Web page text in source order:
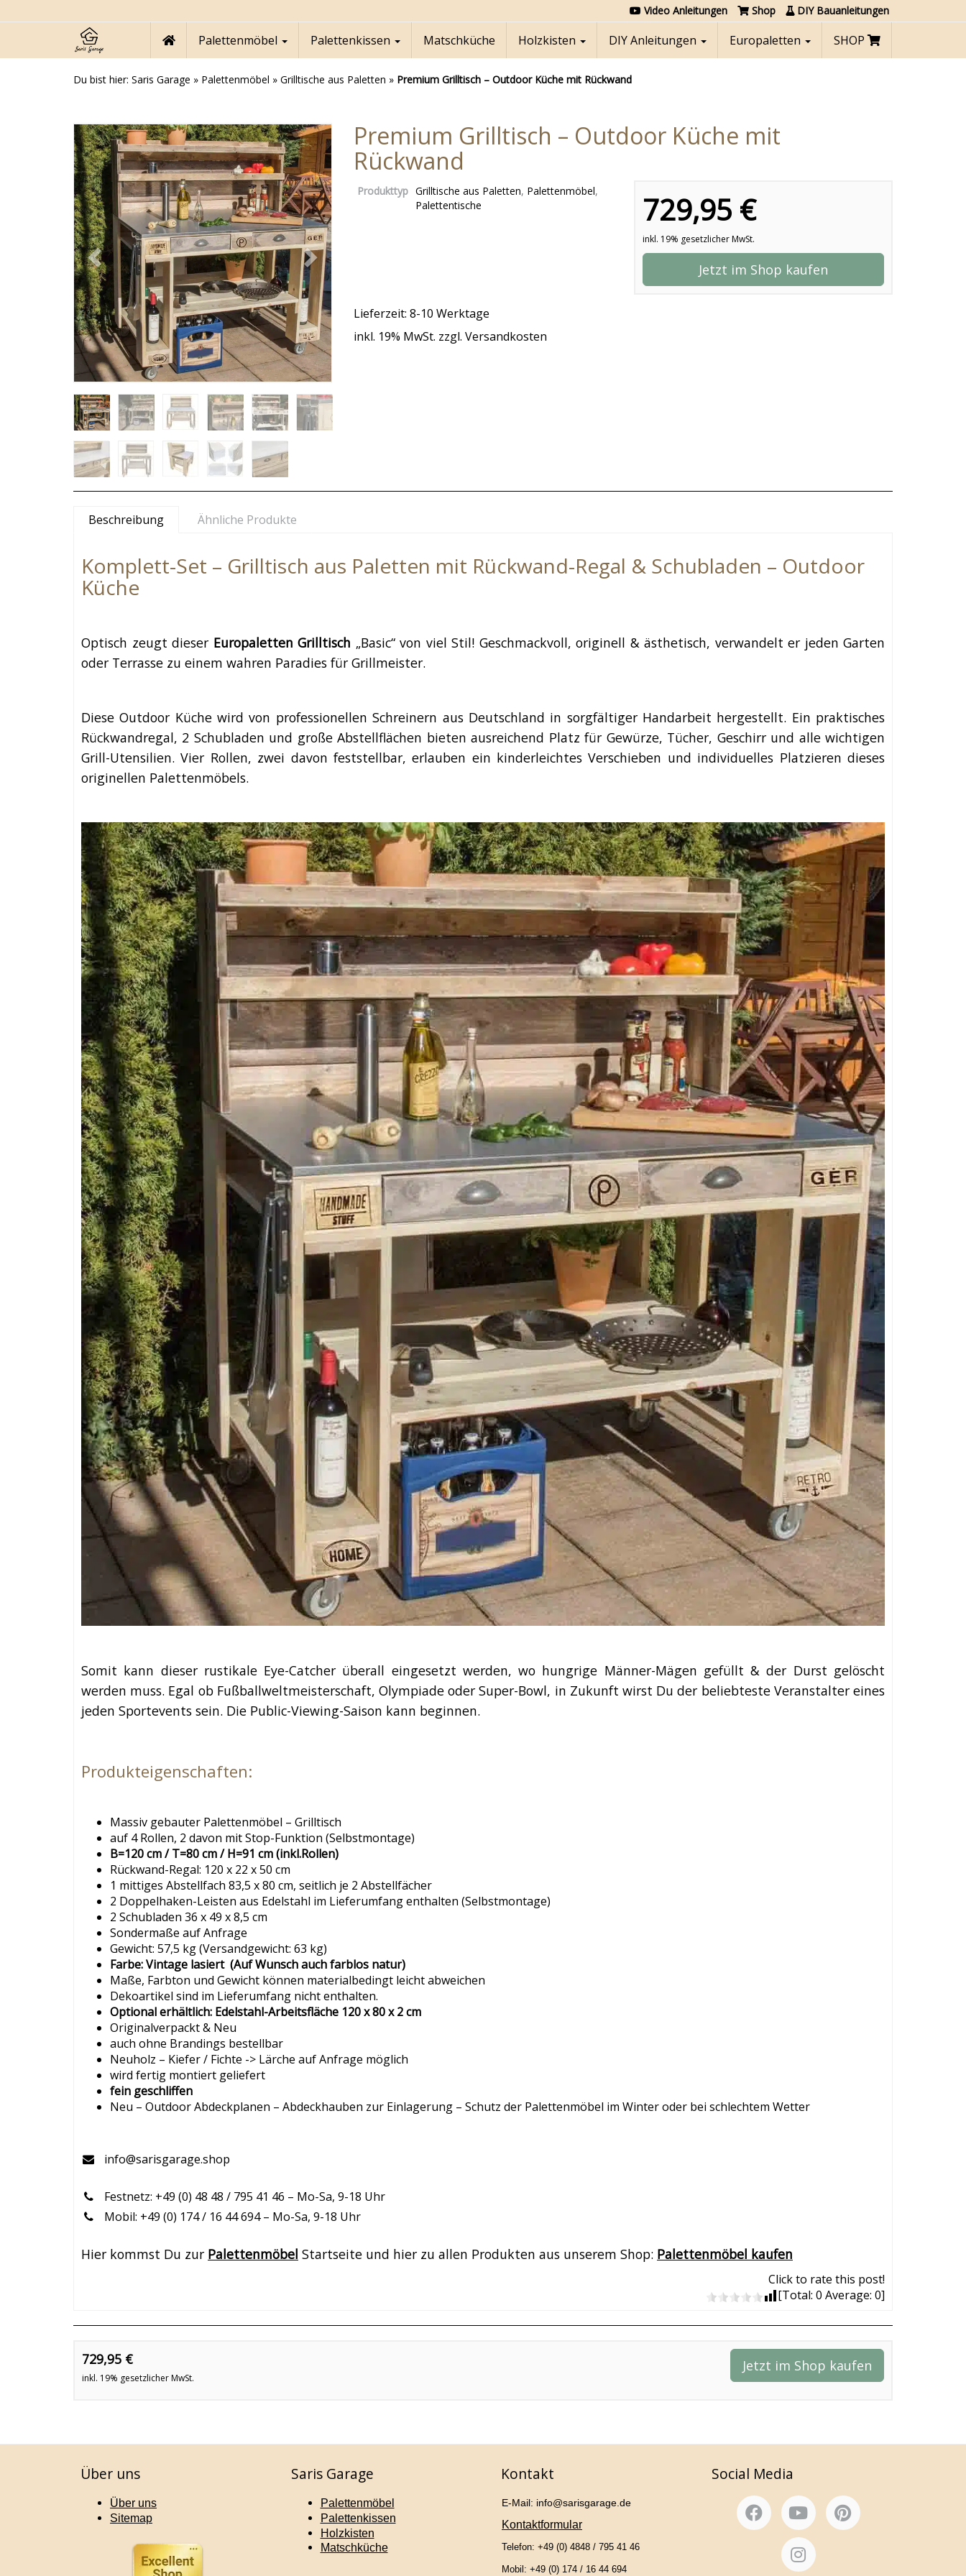
to
content
Video Anleitungen Shop DIY Bauanleitungen
Palettenmöbel Palettenkissen Matschküche Holzkisten DIY Anleitungen Europaletten SHOP
Du bist hier: Saris Garage » Palettenmöbel » Grilltische aus Paletten » Premium Grilltisch – Outdoor Küche mit Rückwand
Premium Grilltisch – Outdoor Küche mit
Rückwand
729,95 €
inkl. 19% gesetzlicher MwSt.
Jetzt im Shop kaufen
Produkttyp Grilltische aus Paletten, Palettenmöbel,
Palettentische
Lieferzeit: 8-10 Werktage
inkl. 19% MwSt. zzgl. Versandkosten
Beschreibung Ähnliche Produkte
Komplett-Set – Grilltisch aus Paletten mit Rückwand-Regal & Schubladen – Outdoor
Küche
Optisch zeugt dieser Europaletten Grilltisch „Basic“ von viel Stil! Geschmackvoll, originell & ästhetisch, verwandelt er jeden Garten
oder Terrasse zu einem wahren Paradies für Grillmeister.
Diese Outdoor Küche wird von professionellen Schreinern aus Deutschland in sorgfältiger Handarbeit hergestellt. Ein praktisches
Rückwandregal, 2 Schubladen und große Abstellflächen bieten ausreichend Platz für Gewürze, Tücher, Geschirr und alle wichtigen
Grill-Utensilien. Vier Rollen, zwei davon feststellbar, erlauben ein kinderleichtes Verschieben und individuelles Platzieren dieses
originellen Palettenmöbels.
Somit kann dieser rustikale Eye-Catcher überall eingesetzt werden, wo hungrige Männer-Mägen gefüllt & der Durst gelöscht
werden muss. Egal ob Fußballweltmeisterschaft, Olympiade oder Super-Bowl, in Zukunft wirst Du der beliebteste Veranstalter eines
jeden Sportevents sein. Die Public-Viewing-Saison kann beginnen.
Produkteigenschaften:
Massiv gebauter Palettenmöbel – Grilltisch
auf 4 Rollen, 2 davon mit Stop-Funktion (Selbstmontage)
B=120 cm / T=80 cm / H=91 cm (inkl.Rollen)
Rückwand-Regal: 120 x 22 x 50 cm
1 mittiges Abstellfach 83,5 x 80 cm, seitlich je 2 Abstellfächer
2 Doppelhaken-Leisten aus Edelstahl im Lieferumfang enthalten (Selbstmontage)
2 Schubladen 36 x 49 x 8,5 cm
Sondermaße auf Anfrage
Gewicht: 57,5 kg (Versandgewicht: 63 kg)
Farbe: Vintage lasiert (Auf Wunsch auch farblos natur)
Maße, Farbton und Gewicht können materialbedingt leicht abweichen
Dekoartikel sind im Lieferumfang nicht enthalten.
Optional erhältlich: Edelstahl-Arbeitsfläche 120 x 80 x 2 cm
Originalverpackt & Neu
auch ohne Brandings bestellbar
Neuholz – Kiefer / Fichte -> Lärche auf Anfrage möglich
wird fertig montiert geliefert
fein geschliffen
Neu – Outdoor Abdeckplanen – Abdeckhauben zur Einlagerung – Schutz der Palettenmöbel im Winter oder bei schlechtem Wetter
info@sarisgarage.shop
Festnetz: +49 (0) 48 48 / 795 41 46 – Mo-Sa, 9-18 Uhr
Mobil: +49 (0) 174 / 16 44 694 – Mo-Sa, 9-18 Uhr
Hier kommst Du zur Palettenmöbel Startseite und hier zu allen Produkten aus unserem Shop: Palettenmöbel kaufen
Click to rate this post!
[Total: 0 Average: 0]
729,95 €
inkl. 19% gesetzlicher MwSt.
Jetzt im Shop kaufen
Über uns
Über uns
Sitemap
Saris Garage
Palettenmöbel
Palettenkissen
Holzkisten
Matschküche
Kontakt
E-Mail: info@sarisgarage.de
Kontaktformular
Telefon: +49 (0) 4848 / 795 41 46
Mobil: +49 (0) 174 / 16 44 694
Social Media